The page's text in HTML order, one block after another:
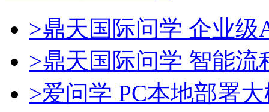
>鼎天国际问学 企业级
>鼎天国际问学 智能流
>爱问学 PC本地部署